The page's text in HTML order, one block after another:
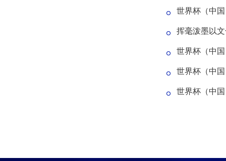
世界杯（中
挥毫泼墨以
世界杯（中
世界杯（中
世界杯（中